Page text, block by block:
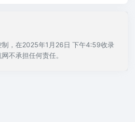
制，在2025年1月26日 下午4:59收录
不承担任何责任。